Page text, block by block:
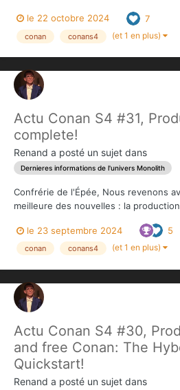
marchandises sur les bateaux aura
le chargement...
le 22 octobre 2024 7
conan conans4 (et 1 en plus)
Actu Conan S4 #31,
complete!
Renand a posté un sujet dans
Dernieres informations de l'univers Monolith
Confrérie de l'Épée, Nous revenons
meilleure des nouvelles : la
bien des nouveauté...
le 23 septembre 2024 5
conan conans4 (et 1 en plus)
Actu Conan S4 #30,
and free Conan: The
Quickstart!
Renand a posté un sujet dans